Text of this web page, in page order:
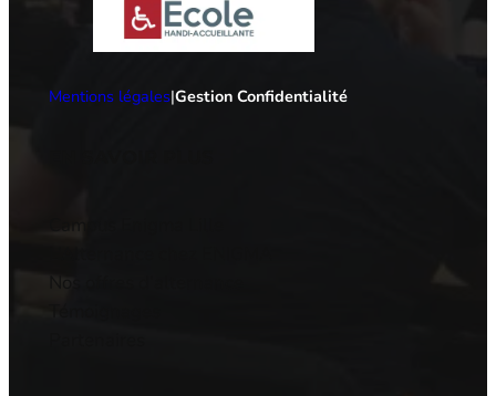
Mentions légales|Gestion Confidentialité